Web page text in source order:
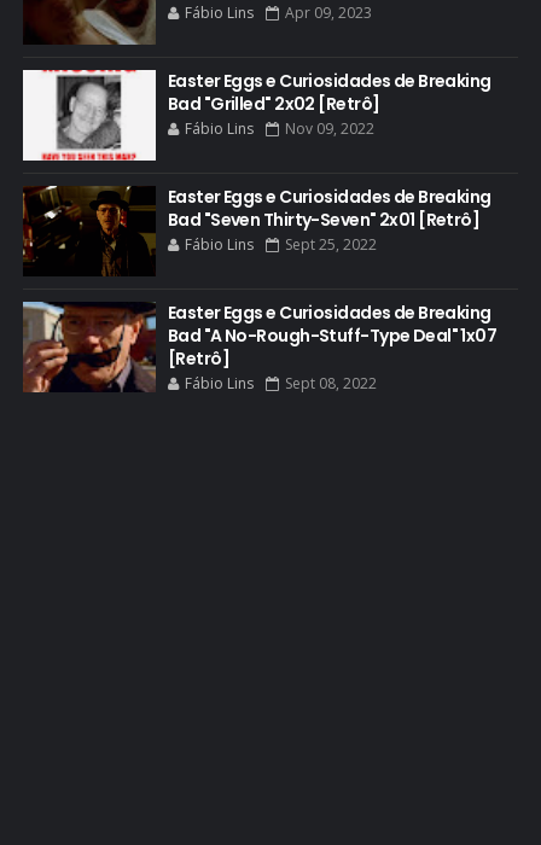
DGA AWARDS
DVD
DEAN NORRIS
DOCUMENTÁRIO
DOS HOMBRES MEZCAL
EASTER EGGS
EDITORIAL
EL CAMINO
ELECTRIC DREAMS
ELENCO 5ª TEMPORADA
Fábio Lins Apr 09, 2023
Easter Eggs e Curiosidades de Breaking
Bad "Grilled" 2x02 [Retrô]
Fábio Lins Nov 09, 2022
Easter Eggs e Curiosidades de Breaking
Bad "Seven Thirty-Seven" 2x01 [Retrô]
Fábio Lins Sept 25, 2022
Easter Eggs e Curiosidades de Breaking
Bad "A No-Rough-Stuff-Type Deal" 1x07
[Retrô]
Fábio Lins Sept 08, 2022